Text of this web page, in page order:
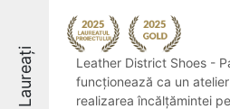
Laureați
Leather District Shoes -
funcționează ca un
realizarea încălțămintei